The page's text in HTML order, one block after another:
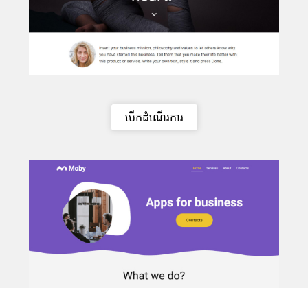
បើកដំណើរការ